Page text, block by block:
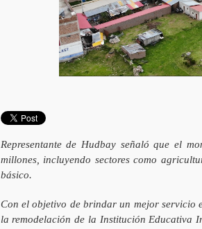
Representante de Hudbay señaló que el
millones, incluyendo sectores como
básico.
Con el objetivo de brindar un mejor
la remodelación de la Institución Educativa